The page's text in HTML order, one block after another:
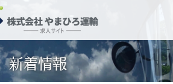
新着情報